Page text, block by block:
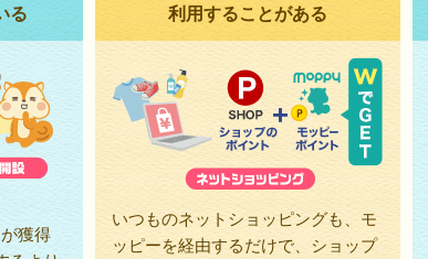
る
獲得
利用することがある
いつものネットショッピングも、モ
ッピーを経由するだけで、ショップ